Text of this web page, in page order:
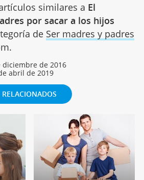
similares a El
por sacar a los hijos
de Ser madres y padres
diciembre de 2016
abril de 2019
RELACIONADOS